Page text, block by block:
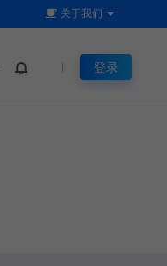
关于我们
登录